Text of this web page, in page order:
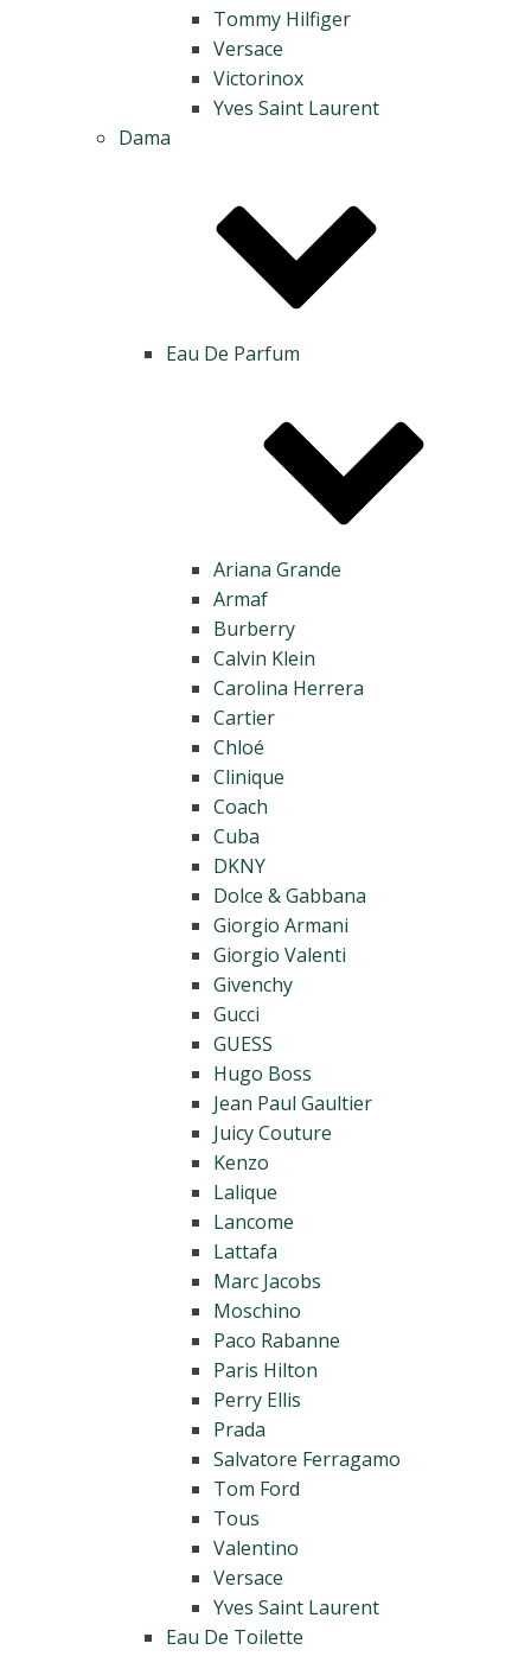
Tommy Hilfiger
Versace
Victorinox
Yves Saint Laurent
Dama
Eau De Parfum
Ariana Grande
Armaf
Burberry
Calvin Klein
Carolina Herrera
Cartier
Chloé
Clinique
Coach
Cuba
DKNY
Dolce & Gabbana
Giorgio Armani
Giorgio Valenti
Givenchy
Gucci
GUESS
Hugo Boss
Jean Paul Gaultier
Juicy Couture
Kenzo
Lalique
Lancome
Lattafa
Marc Jacobs
Moschino
Paco Rabanne
Paris Hilton
Perry Ellis
Prada
Salvatore Ferragamo
Tom Ford
Tous
Valentino
Versace
Yves Saint Laurent
Eau De Toilette